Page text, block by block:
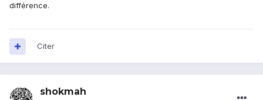
différence.
Citer
shokmah